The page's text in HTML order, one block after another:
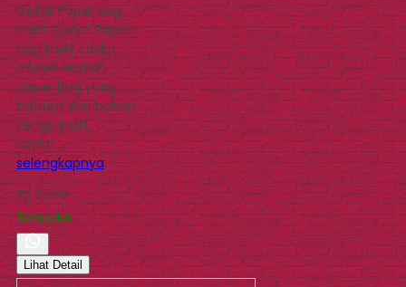
Cetak Paper Bag
Kraft Coklat Paper
bag kraft coklat
murah adalah
paper bag yang
terbuat dari bahan
kertas kraft
coklat….
selengkapnya
Rp 2.500
Tersedia
Lihat Detail